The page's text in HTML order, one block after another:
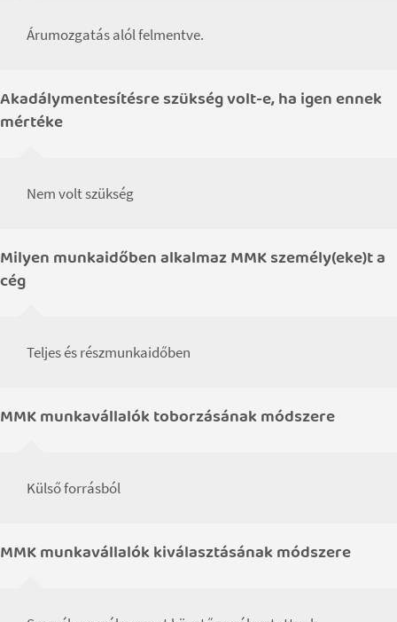
Árumozgatás alól felmentve.
Akadálymentesítésre szükség volt-e, ha igen ennek
mértéke
Nem volt szükség
Milyen munkaidőben alkalmaz MMK személy(eke)t a
cég
Teljes és részmunkaidőben
MMK munkavállalók toborzásának módszere
Külső forrásból
MMK munkavállalók kiválasztásának módszere